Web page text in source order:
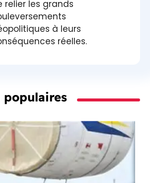
relier les grands
à leurs
réelles.